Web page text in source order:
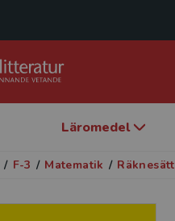
Läromedel
/ F-3 / Matematik / Räknesätt